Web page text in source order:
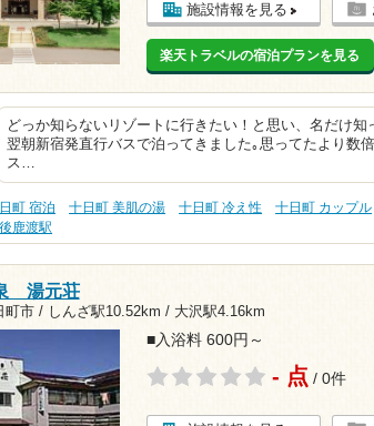
施設情報を見る
楽天トラベルの宿泊プランを見る
どっか知らないリゾートに行きたい！と思い、名だけ知
翌朝新宿発直行バスで泊ってきました｡思ってたより数
ス…
町 宿泊 十日町 美肌の湯 十日町 冷え性 十日町 カップル
鹿渡駅
湯元荘
町市 / しんざ駅10.52km / 大沢駅4.16km
■入浴料 600円～
- 点 / 0件